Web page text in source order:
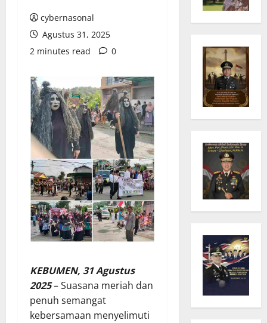
cybernasonal
Agustus 31, 2025
2 minutes read
0
KEBUMEN, 31 Agustus
2025– Suasana meriah dan
penuh semangat
kebersamaan menyelimuti